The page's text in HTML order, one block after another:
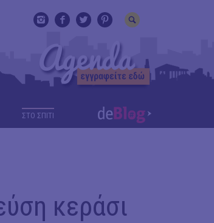
ΣΤΟ ΣΠΙΤΙ
κεράσι